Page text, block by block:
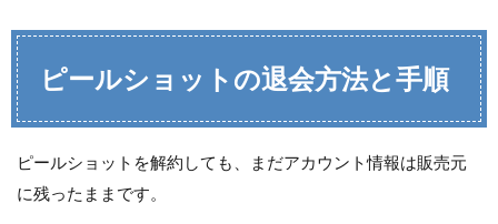
ピールショットの退会方法と手順
ピールショットを解約しても、まだアカウント情報は販売元
に残ったままです。